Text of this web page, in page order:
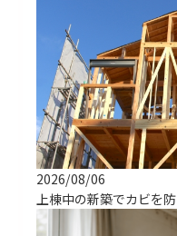
2026/08/06
上棟中の新築でカビを